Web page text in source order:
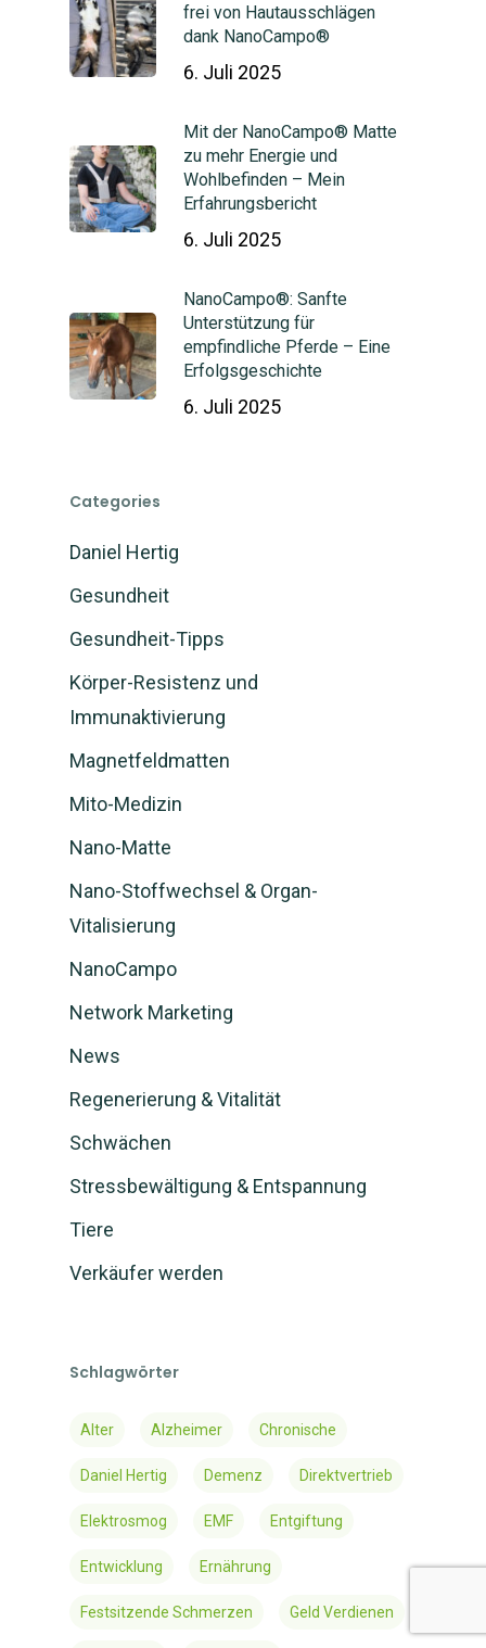
frei von Hautausschlägen
dank NanoCampo®
6. Juli 2025
Mit der NanoCampo® Matte
zu mehr Energie und
Wohlbefinden – Mein
Erfahrungsbericht
6. Juli 2025
NanoCampo®: Sanfte
Unterstützung für
empfindliche Pferde – Eine
Erfolgsgeschichte
6. Juli 2025
Categories
Daniel Hertig
Gesundheit
Gesundheit-Tipps
Körper-Resistenz und
Immunaktivierung
Magnetfeldmatten
Mito-Medizin
Nano-Matte
Nano-Stoffwechsel & Organ-
Vitalisierung
NanoCampo
Network Marketing
News
Regenerierung & Vitalität
Schwächen
Stressbewältigung & Entspannung
Tiere
Verkäufer werden
Schlagwörter
Alter Alzheimer Chronische
Daniel Hertig Demenz Direktvertrieb
Elektrosmog EMF Entgiftung
Entwicklung Ernährung
Festsitzende Schmerzen Geld Verdienen